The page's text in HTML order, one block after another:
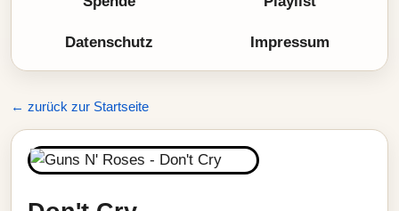
Datenschutz Impressum
← zurück zur Startseite